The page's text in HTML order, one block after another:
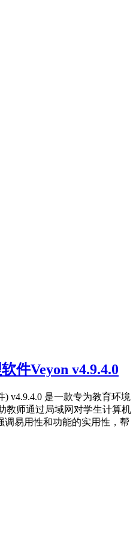
件Veyon v4.9.4.0
v4.9.4.0 是一款专为教育环境
教师通过局域网对学生计算机
调易用性和功能的实用性，帮